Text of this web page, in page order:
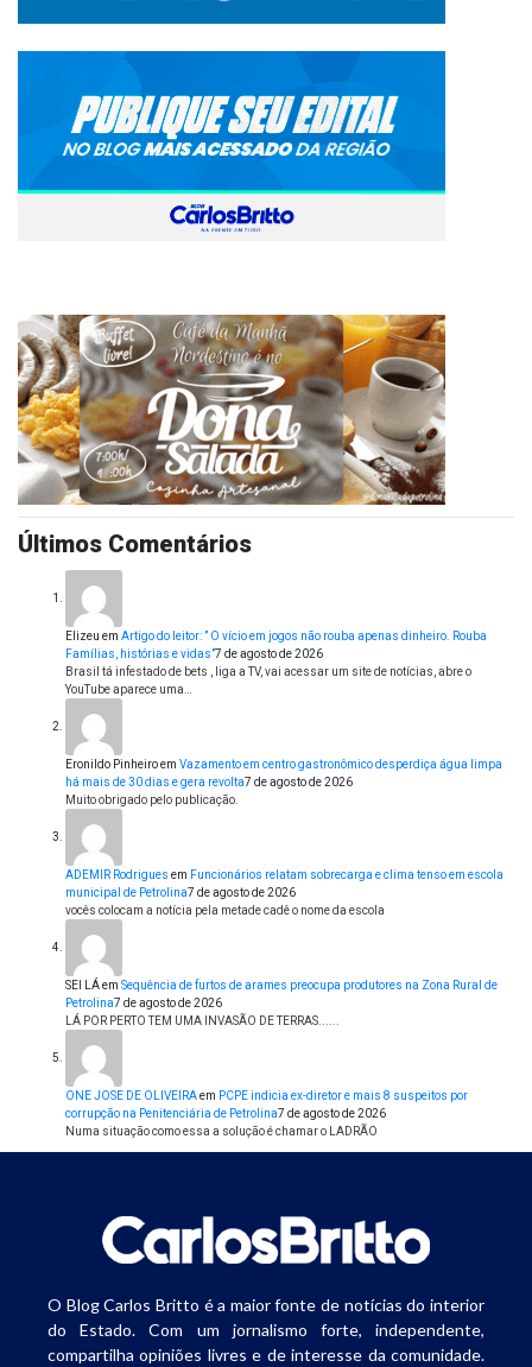
Últimos Comentários
Elizeu em Artigo do leitor: ” O vício em jogos não rouba apenas dinheiro. Rouba
Famílias, histórias e vidas”7 de agosto de 2026
Brasil tá infestado de bets , liga a TV, vai acessar um site de notícias, abre o
YouTube aparece uma…
Eronildo Pinheiroem Vazamento em centro gastronômico desperdiça água limpa
há mais de 30 dias e gera revolta7 de agosto de 2026
Muito obrigado pelo publicação.
ADEMIR Rodrigues em Funcionários relatam sobrecarga e clima tenso em escola
municipal de Petrolina7 de agosto de 2026
vocês colocam a notícia pela metade cadê o nome da escola
SEI LÁem Sequência de furtos de arames preocupa produtores na Zona Rural de
Petrolina7 de agosto de 2026
LÁ POR PERTO TEM UMA INVASÃO DE TERRAS......
ONE JOSE DE OLIVEIRAem PCPE indicia ex-diretor e mais 8 suspeitos por
corrupção na Penitenciária de Petrolina7 de agosto de 2026
Numa situação como essa a solução é chamar o LADRÃO
O Blog Carlos Britto é a maior fonte de notícias do interior
do Estado. Com um jornalismo forte, independente,
compartilha opiniões livres e de interesse da comunidade.